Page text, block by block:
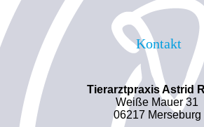
Kontakt
Tierarztpraxis Astrid
Weiße Mauer 31
06217 Merseburg